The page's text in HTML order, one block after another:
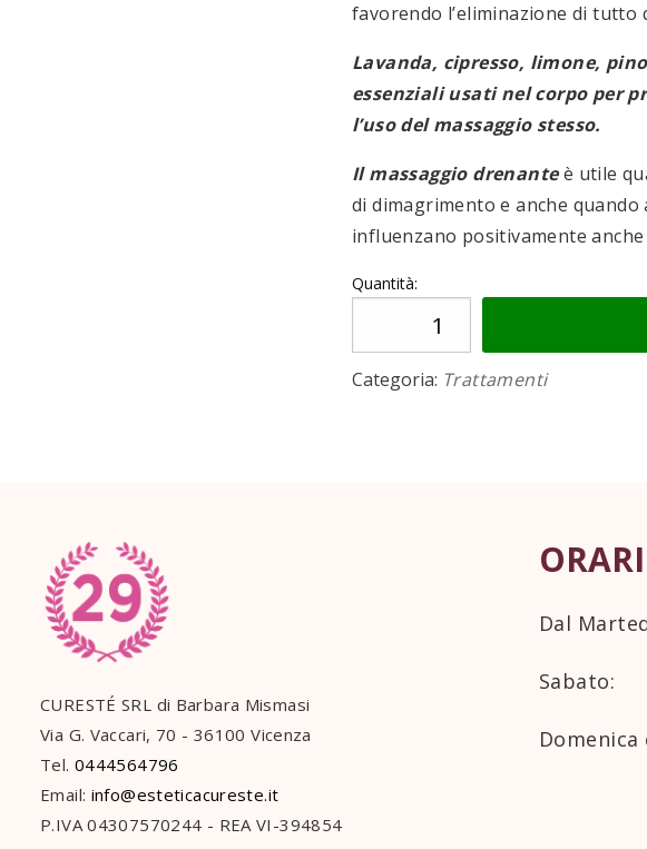
favorendo l’eliminazione di tutto
Lavanda, cipresso, limone,
essenziali usati nel corpo per
l’uso del massaggio stesso.
Il massaggio drenanteè utile
di dimagrimento e anche
influenzano positivamente
Quantità:
quantità
Categoria: Trattamenti
CURESTÉ SRL di Barbara Mismasi
Via G. Vaccari, 70 - 36100 Vicenza
Tel. 0444564796
Email: info@esteticacureste.it
P.IVA 04307570244 - REA VI-394854
Dal
Sabato:
Domenica